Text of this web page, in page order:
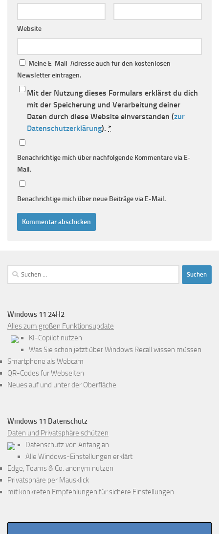
Website
Meine E-Mail-Adresse auch für den kostenlosen
Newsletter eintragen.
Mit der Nutzung dieses Formulars erklärst du dich
mit der Speicherung und Verarbeitung deiner
Daten durch diese Website einverstanden (zur
Datenschutzerklärung). *
Benachrichtige mich über nachfolgende Kommentare via E-
Mail.
Benachrichtige mich über neue Beiträge via E-Mail.
Suchen
nach:
Windows 11 24H2
Alles zum großen Funktionsupdate
KI-Copilot nutzen
Was Sie schon jetzt über Windows Recall wissen müssen
Smartphone als Webcam
QR-Codes für Webseiten
Neues auf und unter der Oberfläche
Windows 11 Datenschutz
Daten und Privatsphäre schützen
Datenschutz von Anfang an
Alle Windows-Einstellungen erklärt
Edge, Teams & Co. anonym nutzen
Privatsphäre per Mausklick
mit konkreten Empfehlungen für sichere Einstellungen